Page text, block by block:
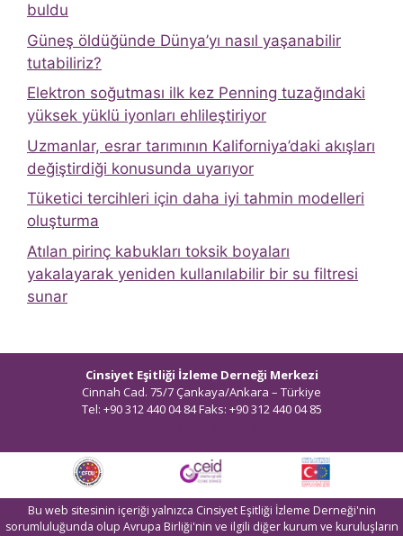
buldu
Güneş öldüğünde Dünya’yı nasıl yaşanabilir
tutabiliriz?
Elektron soğutması ilk kez Penning tuzağındaki
yüksek yüklü iyonları ehlileştiriyor
Uzmanlar, esrar tarımının Kaliforniya’daki akışları
değiştirdiği konusunda uyarıyor
Tüketici tercihleri ​​için daha iyi tahmin modelleri
oluşturma
Atılan pirinç kabukları toksik boyaları
yakalayarak yeniden kullanılabilir bir su filtresi
sunar
Cinsiyet Eşitliği İzleme Derneği Merkezi
Cinnah Cad. 75/7 Çankaya/Ankara – Türkiye
Tel: +90 312 440 04 84 Faks: +90 312 440 04 85
Bu web sitesinin içeriği yalnızca Cinsiyet Eşitliği İzleme Derneği'nin
sorumluluğunda olup Avrupa Birliği'nin ve ilgili diğer kurum ve kuruluşların